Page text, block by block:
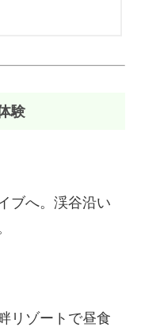
験
ブへ。渓谷沿い
リゾートで昼食